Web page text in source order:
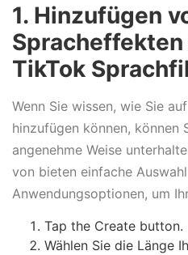
1. Hinzufügen
TikTok
Wenn Sie wissen, wie Sie
hinzufügen können, können
angenehme Weise
von bieten einfache
Anwendungsoptionen, um
Tap the Create button.
Wählen Sie die Länge